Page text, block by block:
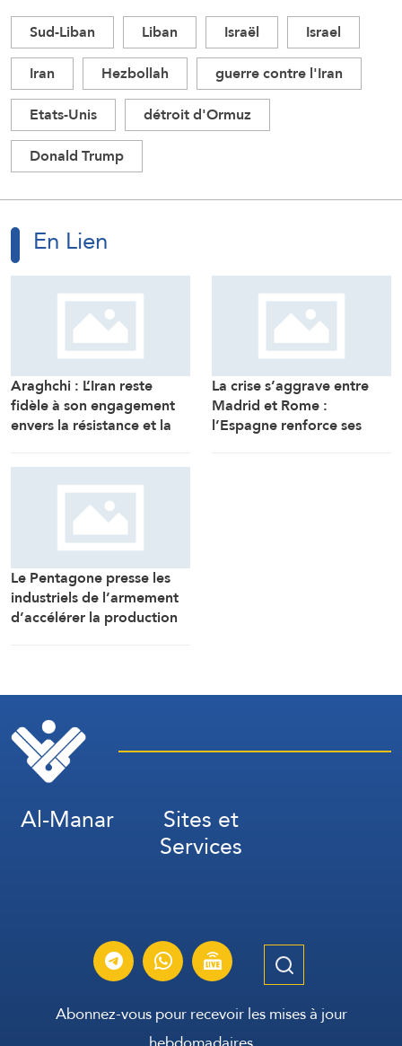
Sud-Liban Liban Israël
Israel
Iran
Hezbollah
guerre contre l'Iran
Etats-Unis
détroit d'Ormuz
Donald Trump
En Lien
Araghchi : L’Iran reste
fidèle à son engagement
poursuite du combat
malgré toutes les pressions
La crise s’aggrave entre
Madrid et Rome :
l’Espagne renforce ses
Le Pentagone presse les
industriels de l’armement
Sites et